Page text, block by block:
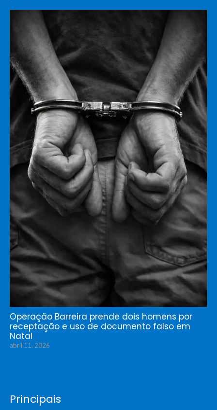
Operação Barreira prende dois homens por
receptação e uso de documento falso em
Natal
abril 11, 2026
Principais